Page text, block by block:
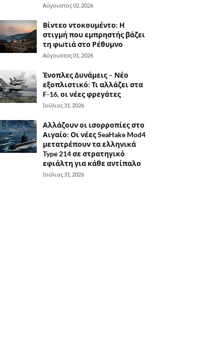
Αύγουστος 02, 2026
Βίντεο ντοκουμέντο: Η
στιγμή που εμπρηστής βάζει
τη φωτιά στο Ρέθυμνο
Αύγουστος 01, 2026
Ένοπλες Δυνάμεις – Νέο
εξοπλιστικό: Τι αλλάζει στα
F-16, οι νέες φρεγάτες
Ιούλιος 31, 2026
Αλλάζουν οι ισορροπίες στο
Αιγαίο: Οι νέες SeaHake Mod4
μετατρέπουν τα ελληνικά
Type 214 σε στρατηγικό
εφιάλτη για κάθε αντίπαλο
Ιούλιος 31, 2026